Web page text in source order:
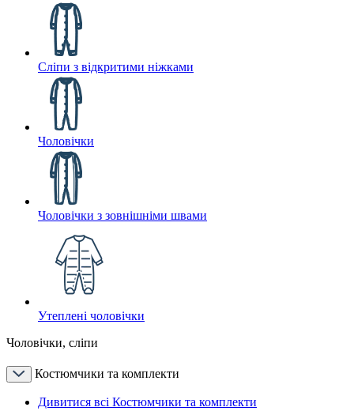
Сліпи з відкритими ніжками
Чоловічки
Чоловічки з зовнішніми швами
Утеплені чоловічки
Чоловічки, сліпи
Костюмчики та комплекти
Дивитися всі Костюмчики та комплекти